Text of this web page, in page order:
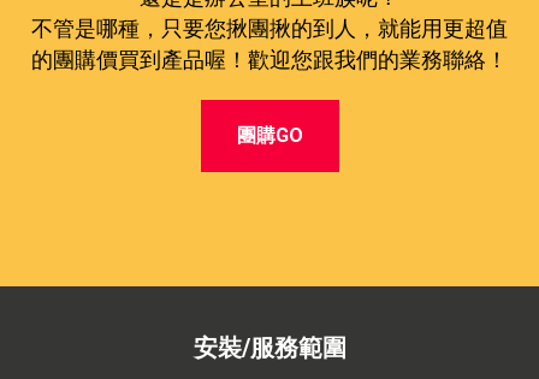
不管是哪種，只要您揪團揪的到人，就能用更超值
的團購價買到產品喔！歡迎您跟我們的業務聯絡！
團購GO
安裝/服務範圍